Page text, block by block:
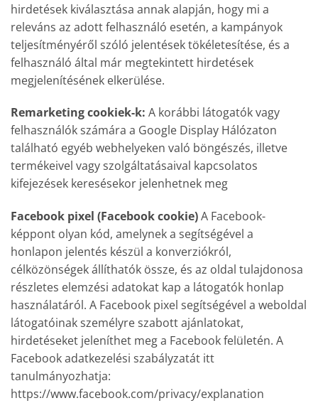
hirdetések kiválasztása annak alapján, hogy mi a
releváns az adott felhasználó esetén, a kampányok
teljesítményéről szóló jelentések tökéletesítése, és a
felhasználó által már megtekintett hirdetések
megjelenítésének elkerülése.
Remarketing cookiek-k: A korábbi látogatók vagy
felhasználók számára a Google Display Hálózaton
található egyéb webhelyeken való böngészés, illetve
termékeivel vagy szolgáltatásaival kapcsolatos
kifejezések keresésekor jelenhetnek meg
Facebook pixel (Facebook cookie)A Facebook-
képpont olyan kód, amelynek a segítségével a
honlapon jelentés készül a konverziókról,
célközönségek állíthatók össze, és az oldal tulajdonosa
részletes elemzési adatokat kap a látogatók honlap
használatáról. A Facebook pixel segítségével a weboldal
látogatóinak személyre szabott ajánlatokat,
hirdetéseket jeleníthet meg a Facebook felületén. A
Facebook adatkezelési szabályzatát itt
tanulmányozhatja:
https://www.facebook.com/privacy/explanation